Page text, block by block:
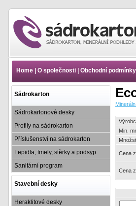
Ecophon akustické
Ecophon Connect - Systém
Home| O společnosti| Obchodní podmínky
Sádrokarton
Sádrokartonové desky
Profily na sádrokarton
Příslušenství na sádrokarton
Lepidla, tmely, stěrky a podsyp
Sanitární program
Stavební desky
Heraklitové desky
Min.
Cena
Cena